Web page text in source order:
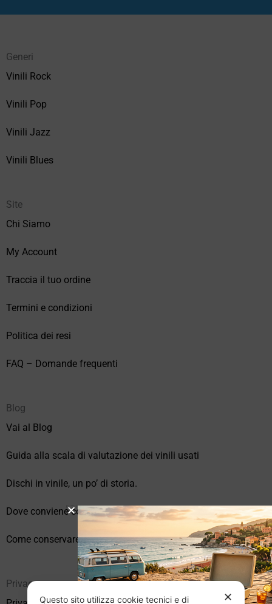
Generi
Vinili Rock
Vinili Pop
Vinili Jazz
Vinili Blues
Site
Chi Siamo
My Account
Traccia il tuo ordine
Termini e condizioni
Politica dei resi
FAQ – Domande frequenti
Blog
Vai al Blog
Guida alla scala di valutazione dei vinili usati
Dischi in vinile, un po’ di storia.
Dove conviene comprare vinili online?
Come conservare correttamente i vinili usati
Privacy
✕
Questo sito utilizza cookie tecnici e di